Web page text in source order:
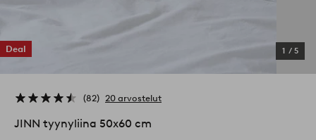
Deal 1 / 5
82 20 arvostelut
JINN tyynyliina 50x60 cm